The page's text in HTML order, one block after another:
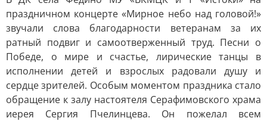
праздничном концерте «Мирное небо над головой!»
звучали слова благодарности ветеранам за их
ратный подвиг и самоотверженный труд. Песни о
Победе, о мире и счастье, лирические танцы в
исполнении детей и взрослых радовали душу и
сердце зрителей. Особым моментом праздника стало
обращение к залу настоятеля Серафимовского храма
иерея Сергия Пчелинцева. Он пожелал всем